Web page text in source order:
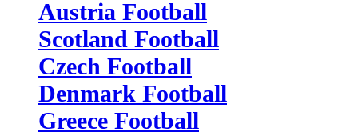
Austria Football
Scotland Football
Czech Football
Denmark Football
Greece Football